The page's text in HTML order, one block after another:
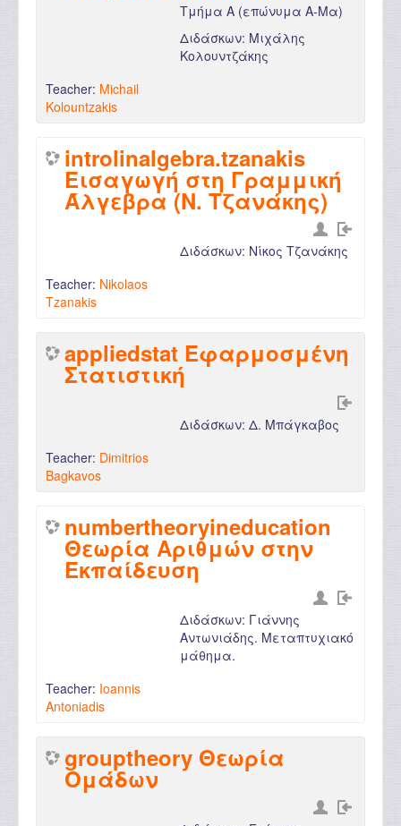
Τμήμα Α (επώνυμα Α-Μα)
Διδάσκων: Μιχάλης
Κολουντζάκης
Teacher: Michail
Kolountzakis
introlinalgebra.tzanakis
Εισαγωγή στη Γραμμική
Άλγεβρα (Ν. Τζανάκης)
Διδάσκων: Νίκος Τζανάκης
Teacher: Nikolaos
Tzanakis
appliedstat Εφαρμοσμένη
Στατιστική
Διδάσκων: Δ. Μπάγκαβος
Teacher: Dimitrios
Bagkavos
numbertheoryineducation
Θεωρία Αριθμών στην
Εκπαίδευση
Διδάσκων: Γιάννης
Αντωνιάδης. Μεταπτυχιακό
μάθημα.
Teacher: Ioannis
Antoniadis
grouptheory Θεωρία
Ομάδων